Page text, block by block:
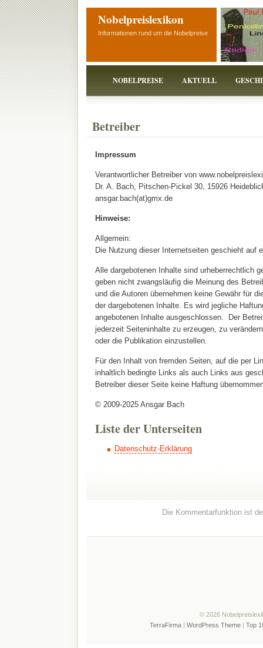
Nobelpreislexikon
Informationen rund um die Nobelpreise
NOBELPREISE AKTUELL
Betreiber
Impressum
Verantwortlicher Betreiber von
Dr. A. Bach, Pitschen-Pickel 30, 15926
ansgar.bach(at)gmx.de
Hinweise:
Allgemein:
Die Nutzung dieser Internetseiten geschieht auf
Alle dargebotenen Inhalte sind urheberrechtlich
geben nicht zwangsläufig die Meinung des
und die Autoren übernehmen keine Gewähr für
der dargebotenen Inhalte. Es wird jegliche
angebotenen Inhalte ausgeschlossen. Der
jederzeit Seiteninhalte zu erzeugen, zu
oder die Publikation einzustellen.
Für den Inhalt von fremden Seiten, auf die per
inhaltlich bedingte Links als auch Links aus
Betreiber dieser Seite keine Haftung
© 2009-2025 Ansgar Bach
Liste der Unterseiten
Datenschutz-Erklärung
Die Kommentarfunktion ist
© 2026
TerraFirma| WordPress Theme| Top